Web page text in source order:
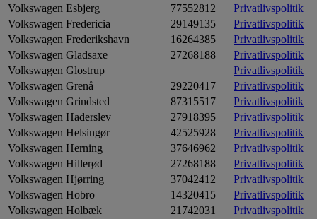
Volkswagen Esbjerg
77552812
Privatlivspolitik
Volkswagen Fredericia
29149135
Privatlivspolitik
Volkswagen Frederikshavn
16264385
Privatlivspolitik
Volkswagen Gladsaxe
27268188
Privatlivspolitik
Volkswagen Glostrup
Privatlivspolitik
Volkswagen Grenå
29220417
Privatlivspolitik
Volkswagen Grindsted
87315517
Privatlivspolitik
Volkswagen Haderslev
27918395
Privatlivspolitik
Volkswagen Helsingør
42525928
Privatlivspolitik
Volkswagen Herning
37646962
Privatlivspolitik
Volkswagen Hillerød
27268188
Privatlivspolitik
Volkswagen Hjørring
37042412
Privatlivspolitik
Volkswagen Hobro
14320415
Privatlivspolitik
Volkswagen Holbæk
21742031
Privatlivspolitik